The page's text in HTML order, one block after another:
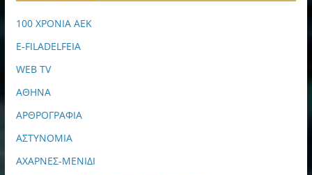
100 ΧΡΟΝΙΑ ΑΕΚ
E-FILADELFEIA
WEB TV
ΑΘΗΝΑ
ΑΡΘΡΟΓΡΑΦΙΑ
ΑΣΤΥΝΟΜΙΑ
ΑΧΑΡΝΕΣ-ΜΕΝΙΔΙ